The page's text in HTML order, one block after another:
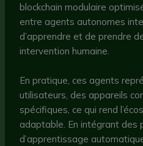
blockchain modulaire
entre agents autonomes
d’apprendre et de prendre
intervention humaine.
En pratique, ces agents
utilisateurs, des appareils
spécifiques, ce qui rend
adaptable. En intégrant des
d’apprentissage